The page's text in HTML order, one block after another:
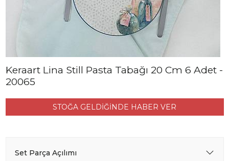
Keraart Lina Still Pasta Tabağı 20 Cm 6 Adet -
20065
STOĞA GELDİĞİNDE HABER VER
Set Parça Açılımı